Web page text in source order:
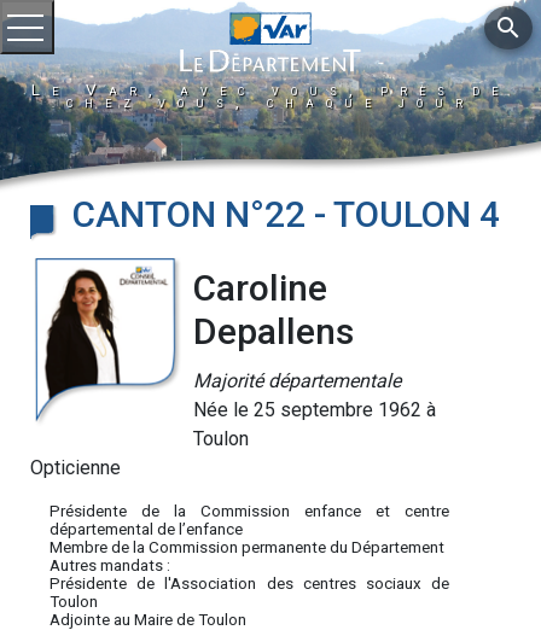
Ouvrir le menu
Le Var, avec vous, près de
chez vous, chaque jour
search
CANTON N°22 - TOULON 4
Caroline
Depallens
Majorité départementale
Née le 25 septembre 1962 à
Toulon
Opticienne
Présidente de la Commission enfance et centre
départemental de l’enfance
Membre de la Commission permanente du Département
Autres mandats :
Présidente de l'Association des centres sociaux de
Toulon
Adjointe au Maire de Toulon